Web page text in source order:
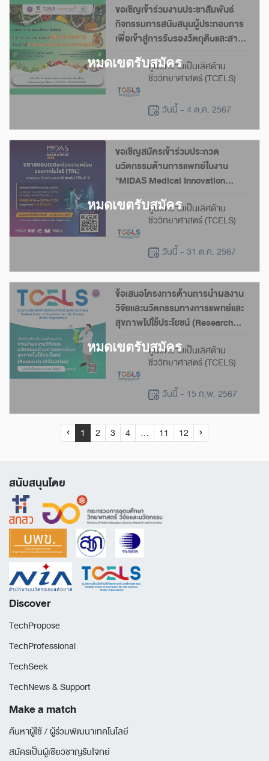
ขอเชิญเข้าร่วมงานประชาสัมพันธ์
กิจกรรมการสนับสนุนผู้ประกอบการ
เพื่อเข้าสู่การรับรองวัตถุดิบและสาร
สกัดสมุนไพร
ศูนย์ความเป็นเลิศด้าน
ชีววิทยาศาสตร์ (TCELS)
วันนี้ - 4 ต.ค. 2567
ขอเชิญสมัครเข้าร่วมประกวด
นวัตกรรมด้านการแพทย์ในงาน
"MIDAS Medical Innovation
Hackathon 2025"
ศูนย์ความเป็นเลิศด้าน
ชีววิทยาศาสตร์ (TCELS)
วันนี้ - 31 ต.ค. 2567
ข้อเสนอโครงการด้านการนำผลงาน
วิจัยและนวัตกรรมทางการแพทย์และ
สุขภาพไปใช้ประโยชน์ (Research
Utilization) ปีงบประมาณ 2567
(รอบที่ 2)ศูนย์ความเป็นเลิศด้าน
ชีววิทยาศาสตร์ (TCELS)
วันนี้ - 15 ก.พ. 2567
‹ 1 2 3 4 ... 11 12 ›
สนับสนุนโดย
Discover
TechPropose
TechProfessional
TechSeek
TechNews & Support
Make a match
ค้นหาผู้ใช้ / ผู้ร่วมพัฒนาเทคโนโลยี
สมัครเป็นผู้เชียวชาญรับโจทย์